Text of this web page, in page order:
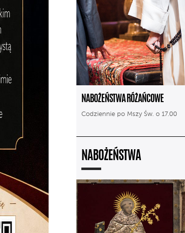
NABOŻEŃSTWA RÓŻAŃCOWE
Codziennie po Mszy Św. o 17.00
NABOŻEŃSTWA